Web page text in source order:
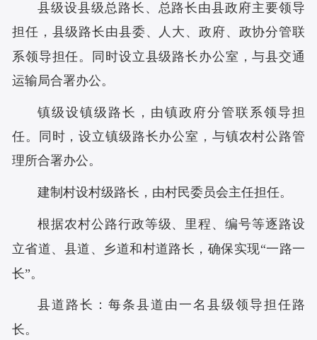
县级设县级总路长、总路长由县政府主要领导
担任， 县级路长由县委、人大、政府、政协分管联
系领导担任。同时设立县级路长办公室，与县交通
运输局合署办公。
镇级设镇级路长，由镇政府分管联系领导担
任。同时，设立镇级路长办公室，与镇农村公路管
理所合署办公。
建制村设村级路长，由村民委员会主任担任。
根据农村公路行政等级、里程、编号等逐路设
立省道、县道、乡道和村道路长，确保实现“一路一
长”。
县道路长：每条县道由一名县级领导担任路
长。